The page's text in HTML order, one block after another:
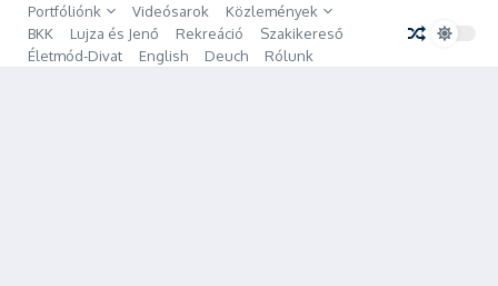
Ugrás a tartalomhoz
Portfóliónk Videósarok
Közlemények
BKK
Lujza és Jenő Rekreáció
Szakikereső
Életmód-Divat
English Deuch Rólunk